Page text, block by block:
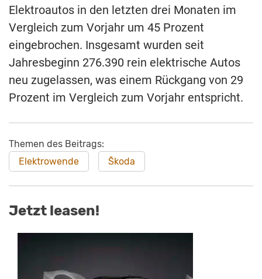
Elektroautos in den letzten drei Monaten im
Vergleich zum Vorjahr um 45 Prozent
eingebrochen. Insgesamt wurden seit
Jahresbeginn 276.390 rein elektrische Autos
neu zugelassen, was einem Rückgang von 29
Prozent im Vergleich zum Vorjahr entspricht.
Themen des Beitrags:
Elektrowende
Škoda
Jetzt leasen!